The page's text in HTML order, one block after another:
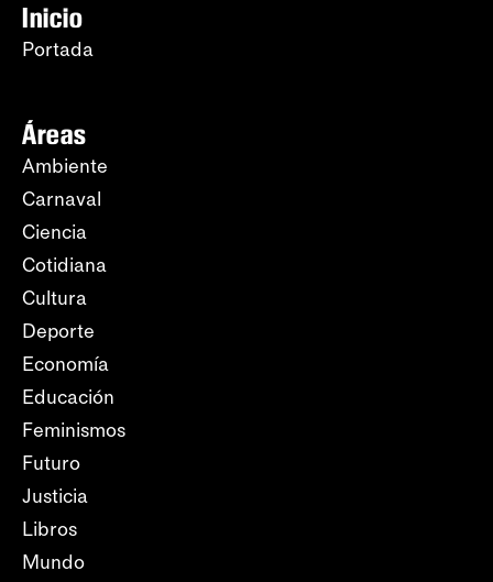
Inicio
Portada
Áreas
Ambiente
Carnaval
Ciencia
Cotidiana
Cultura
Deporte
Economía
Educación
Feminismos
Futuro
Justicia
Libros
Mundo